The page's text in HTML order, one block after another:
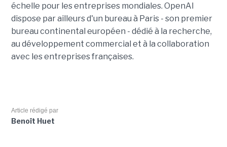
échelle pour les entreprises mondiales. OpenAI
dispose par ailleurs d'un bureau à Paris - son premier
bureau continental européen - dédié à la recherche,
au développement commercial et à la collaboration
avec les entreprises françaises.
Article rédigé par
Benoît Huet